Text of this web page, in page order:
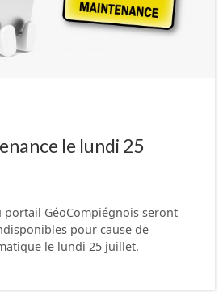
le lundi 25
portail GéoCompiégnois seront
pour cause de
le lundi 25 juillet.